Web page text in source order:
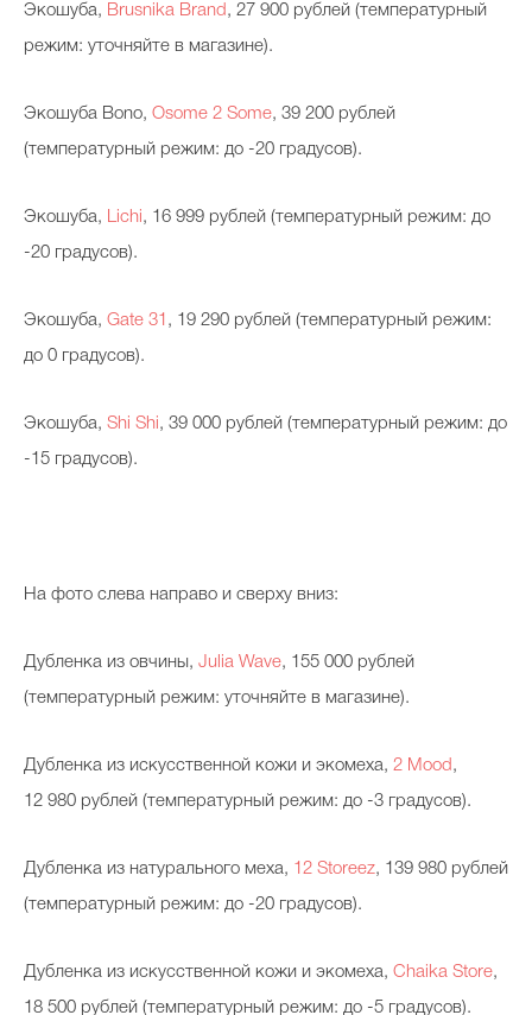
Экошуба, Brusnika Brand , 27 900 рублей (температурный
режим: уточняйте в магазине).
Экошуба Bono, Osome 2 Some, 39 200 рублей
(температурный режим: до -20 градусов).
Экошуба, Lichi, 16 999 рублей (температурный режим: до
-20 градусов).
Экошуба, Gate 31 , 19 290 рублей (температурный режим:
до 0 градусов).
Экошуба, Shi Shi, 39 000 рублей (температурный режим: до
-15 градусов).
На фото слева направо и сверху вниз:
Дубленка из овчины, Julia Wave, 155 000 рублей
(температурный режим: уточняйте в магазине).
Дубленка из искусственной кожи и экомеха, 2 Mood ,
12 980 рублей (температурный режим: до -3 градусов).
Дубленка из натурального меха, 12 Storeez, 139 980 рублей
(температурный режим: до -20 градусов).
Дубленка из искусственной кожи и экомеха, Chaika Store,
18 500 рублей (температурный режим: до -5 градусов).